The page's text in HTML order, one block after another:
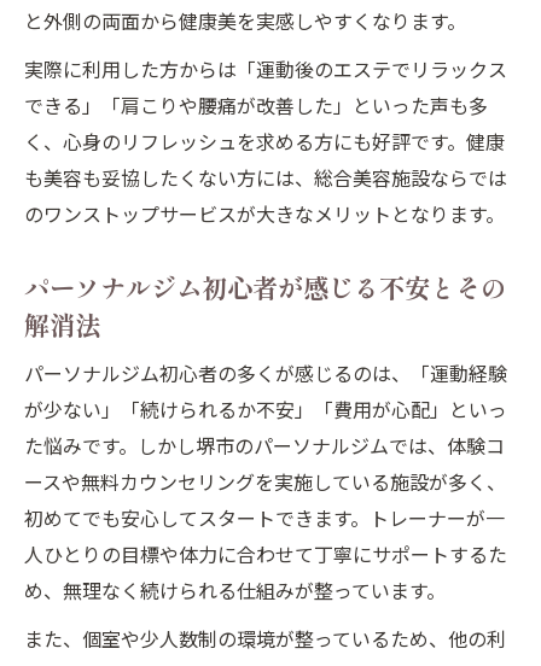
と外側の両面から健康美を実感しやすくなります。
実際に利用した方からは「運動後のエステでリラックス
できる」「肩こりや腰痛が改善した」といった声も多
く、心身のリフレッシュを求める方にも好評です。健康
も美容も妥協したくない方には、総合美容施設ならでは
のワンストップサービスが大きなメリットとなります。
パーソナルジム初心者が感じる不安とその
解消法
パーソナルジム初心者の多くが感じるのは、「運動経験
が少ない」「続けられるか不安」「費用が心配」といっ
た悩みです。しかし堺市のパーソナルジムでは、体験コ
ースや無料カウンセリングを実施している施設が多く、
初めてでも安心してスタートできます。トレーナーが一
人ひとりの目標や体力に合わせて丁寧にサポートするた
め、無理なく続けられる仕組みが整っています。
また、個室や少人数制の環境が整っているため、他の利